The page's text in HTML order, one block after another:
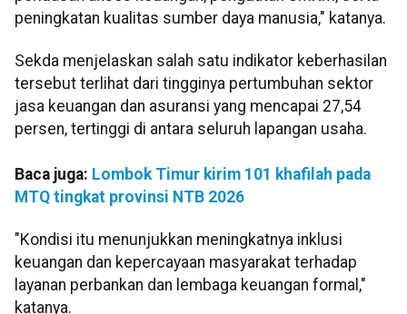
peningkatan kualitas sumber daya manusia," katanya.
Sekda menjelaskan salah satu indikator keberhasilan
tersebut terlihat dari tingginya pertumbuhan sektor
jasa keuangan dan asuransi yang mencapai 27,54
persen, tertinggi di antara seluruh lapangan usaha.
Baca juga: Lombok Timur kirim 101 khafilah pada
MTQ tingkat provinsi NTB 2026
"Kondisi itu menunjukkan meningkatnya inklusi
keuangan dan kepercayaan masyarakat terhadap
layanan perbankan dan lembaga keuangan formal,"
katanya.